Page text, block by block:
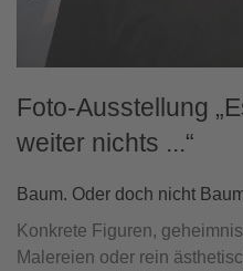
Foto-Ausstellung
weiter nichts ...“
Baum. Oder doch nicht
Konkrete Figuren,
Malereien oder rein